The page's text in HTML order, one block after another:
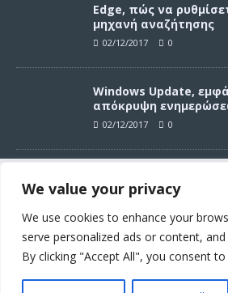
Συνεχίζοντας σε αυτό τον ιστότοπο
αποδέχεστε την χρήση των cookies
σύμφωνα με τους όρους χρήσης.
Όροι χρήσης
We value your privacy
We use cookies to enhance your
serve personalized ads or content,
By clicking "Accept All", you consent
Edge, πώς να
μηχανή αναζήτησης
02/12/2017 0
Windows Update,
απόκρυψη
02/12/2017 0
ενημερώσεων στα